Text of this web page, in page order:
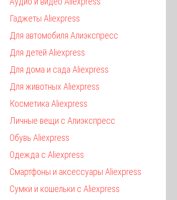
Гаджеты Aliexpress
Для автомобиля Алиэкспресс
Для детей Aliexpress
Для дома и сада Aliexpress
Для животных Aliexpress
Косметика Aliexpress
Личные вещи с Алиэкспресс
Обувь Aliexpress
Одежда с Aliexpress
Смартфоны и аксессуары Aliexpress
Сумки и кошельки с Aliexpress